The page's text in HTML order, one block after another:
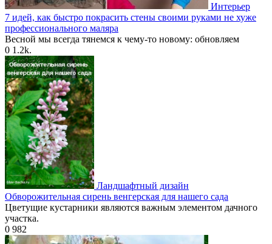
Интерьер
7 идей, как быстро покрасить стены своими руками не хуже
профессионального маляра
Весной мы всегда тянемся к чему-то новому: обновляем
0 1.2k.
Ландшафтный дизайн
Обворожительная сирень венгерская для нашего сада
Цветущие кустарники являются важным элементом дачного
участка.
0 982